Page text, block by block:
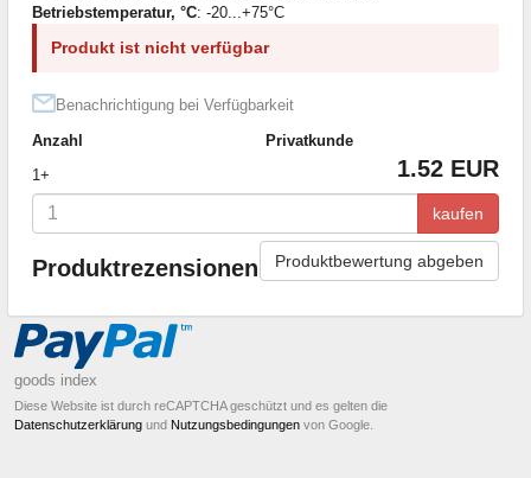
Betriebstemperatur, °C: -20...+75°C
Produkt ist nicht verfügbar
Benachrichtigung bei Verfügbarkeit
Anzahl
Privatkunde
1+
1.52 EUR
kaufen
Produktrezensionen Produktbewertung abgeben
goods index
Diese Website ist durch reCAPTCHA geschützt und es gelten die
Datenschutzerklärung und Nutzungsbedingungen von Google.